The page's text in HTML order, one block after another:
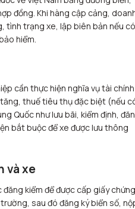
đồng. Khi hàng cập cảng,
tình trạng xe, lập biên bản nếu có
hiểm.
cần thực hiện nghĩa vụ tài chính
thuế tiêu thụ đặc biệt (nếu
Quốc như lưu bãi, kiểm định,
bắt buộc để xe được lưu thông
và xe
kiểm để được cấp giấy chứng
sau đó đăng ký biển số,